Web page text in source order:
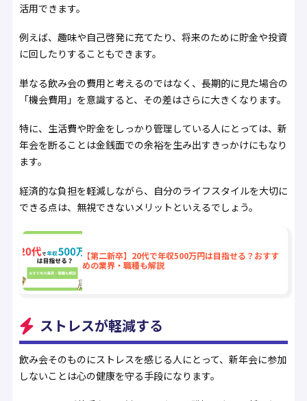
活用できます。
例えば、趣味や自己啓発に充てたり、将来のために貯金や投資
に回したりすることもできます。
単なる飲み会の費用と考えるのではなく、長期的に見た場合の
「機会費用」を意識すると、その差はさらに大きくなります。
特に、生活費や貯金をしっかり管理している人にとっては、新
年会を断ることは金銭面での余裕を生み出すきっかけにもなり
ます。
経済的な負担を軽減しながら、自分のライフスタイルを大切に
できる点は、無視できないメリットといえるでしょう。
【第二新卒】20代で年収500万円は目指せる？おすす
めの業界・職種も解説
ストレスが軽減する
飲み会そのものにストレスを感じる人にとって、新年会に参加
しないことは心の健康を守る手段になります。